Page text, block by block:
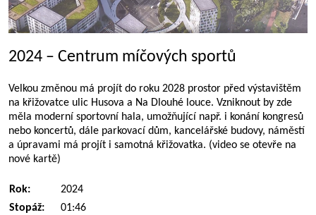
2024 – Centrum míčových sportů
Velkou změnou má projít do roku 2028 prostor před výstavištěm
na křižovatce ulic Husova a Na Dlouhé louce. Vzniknout by zde
měla moderní sportovní hala, umožňující např. i konání kongresů
nebo koncertů, dále parkovací dům, kancelářské budovy, náměstí
a úpravami má projít i samotná křižovatka. (video se otevře na
nové kartě)
Rok:
2024
Stopáž:
01:46